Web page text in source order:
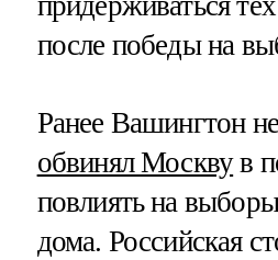
после победы на
Ранее Вашингтон
обвинял Москвув
повлиять на
дома. Российская